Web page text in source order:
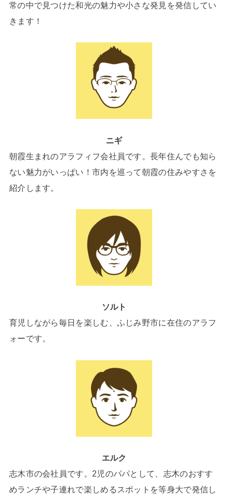
常の中で見つけた和光の魅力や小さな発見を発信してい
きます！
ニギ
朝霞生まれのアラフィフ会社員です。長年住んでも知ら
ない魅力がいっぱい！市内を巡って朝霞の住みやすさを
紹介します。
ソルト
育児しながら毎日を楽しむ、ふじみ野市に在住のアラフ
ォーです。
エルク
志木市の会社員です。2児のパパとして、志木のおすす
めランチや子連れで楽しめるスポットを等身大で発信し